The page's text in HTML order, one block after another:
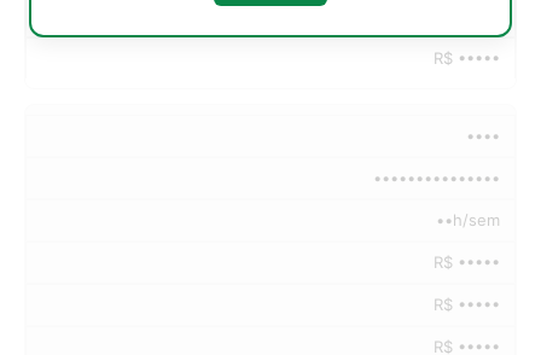
R$ •••••
••••
•••••••••••••••
••h/sem
R$ •••••
R$ •••••
R$ •••••